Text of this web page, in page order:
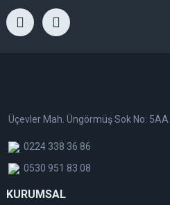
Üçevler Mah. Üngörmüş Sok No:
0224 338 36 86
0530 951 83 08
KURUMSAL